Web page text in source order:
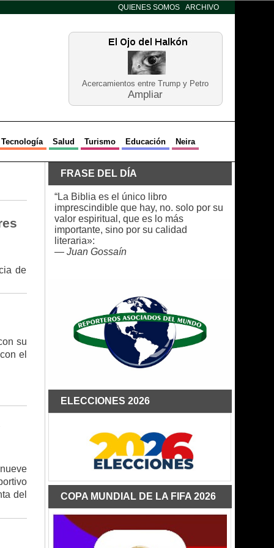
QUIENES SOMOS ARCHIVO
Acercamientos entre Trump y Petro
Ampliar
Tecnología Salud Turismo Educación Neira
de
su
el
del
FRASE DEL DÍA
“La Biblia es el único libro
imprescindible que hay, no. solo por su
valor espiritual, que es lo más
importante, sino por su calidad
literaria»:
— Juan Gossaín
ELECCIONES 2026
COPA MUNDIAL DE LA FIFA 2026